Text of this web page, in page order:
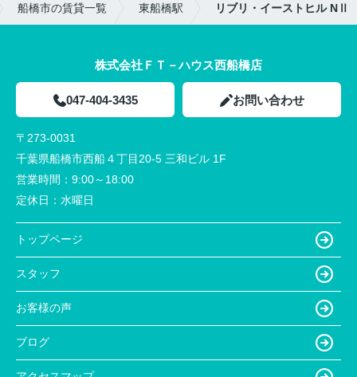
船橋市の賃貸一覧 東船橋駅 リブリ・イーストヒル NⅡ
株式会社ＦＴ－ハウス西船橋店
047-404-3435 お問い合わせ
〒273-0031
千葉県船橋市西船４丁目20-5 三和ビル 1F
営業時間： 9:00～18:00
定休日： 水曜日
トップページ
スタッフ
お客様の声
ブログ